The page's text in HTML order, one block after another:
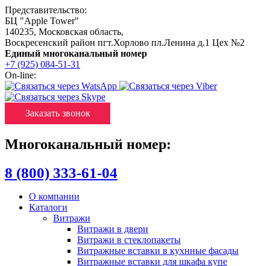
Представительство:
БЦ "Apple Tower"
140235, Московская область,
Воскресенский район пгт.Хорлово пл.Ленина д.1 Цех №2
Единый многоканальный номер
+7 (925) 084-51-31
On-line:
Заказать звонок
Многоканальный номер:
8 (800) 333-61-04
О компании
Каталоги
Витражи
Витражи в двери
Витражи в стеклопакеты
Витражные вставки в кухнные фасады
Витражные вставки для шкафа купе